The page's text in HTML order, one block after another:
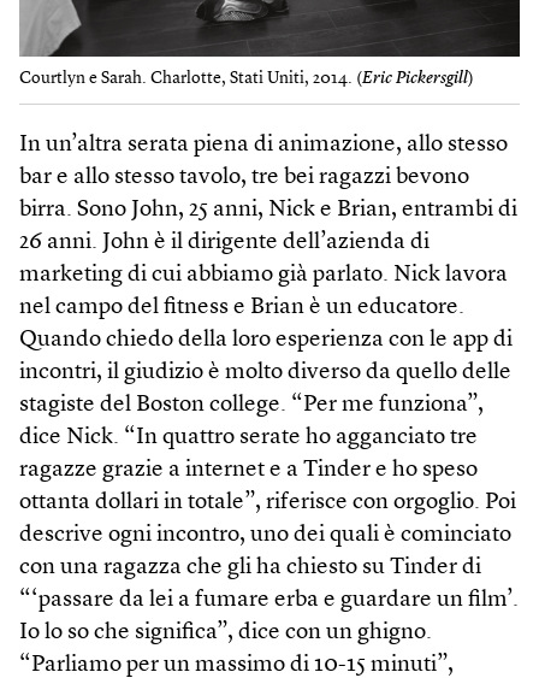
Courtlyn e Sarah. Charlotte, Stati Uniti, 2014. (Eric Pickersgill)
In un’altra serata piena di animazione, allo stesso
bar e allo stesso tavolo, tre bei ragazzi bevono
birra. Sono John, 25 anni, Nick e Brian, entrambi di
26 anni. John è il dirigente dell’azienda di
marketing di cui abbiamo già parlato. Nick lavora
nel campo del fitness e Brian è un educatore.
Quando chiedo della loro esperienza con le app di
incontri, il giudizio è molto diverso da quello delle
stagiste del Boston college. “Per me funziona”,
dice Nick. “In quattro serate ho agganciato tre
ragazze grazie a internet e a Tinder e ho speso
ottanta dollari in totale”, riferisce con orgoglio. Poi
descrive ogni incontro, uno dei quali è cominciato
con una ragazza che gli ha chiesto su Tinder di
“‘passare da lei a fumare erba e guardare un film’.
Io lo so che significa”, dice con un ghigno.
“Parliamo per un massimo di 10-15 minuti”,